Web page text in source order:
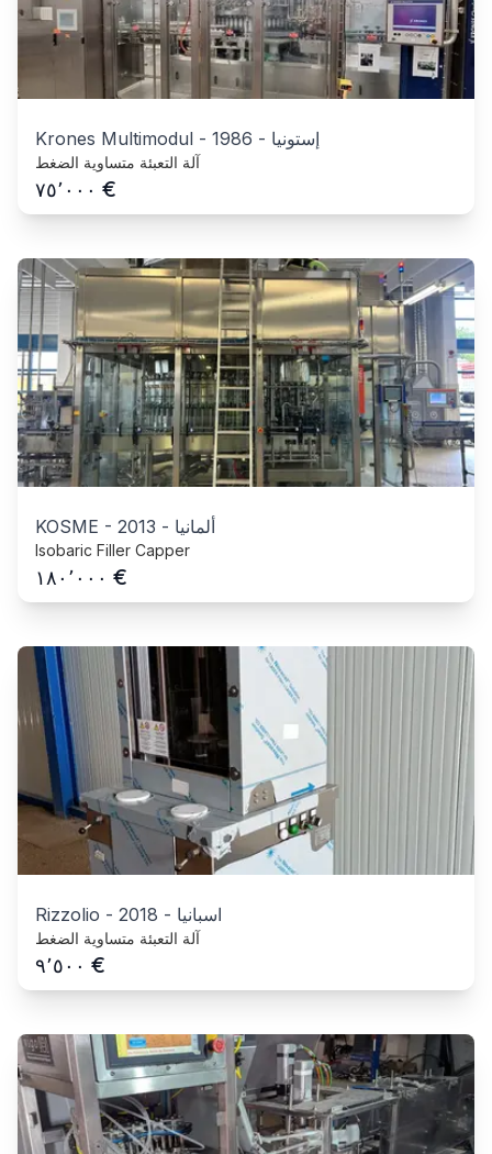
Krones Multimodul - 1986 - إستونيا
آلة التعبئة متساوية الضغط
٧٥٬٠٠٠ €
KOSME - 2013 - ألمانيا
Isobaric Filler Capper
١٨٠٬٠٠٠ €
Rizzolio - 2018 - اسبانيا
آلة التعبئة متساوية الضغط
٩٬٥٠٠ €